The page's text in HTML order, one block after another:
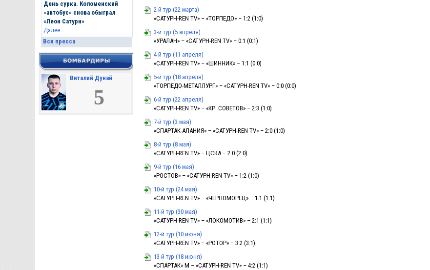
День сурка. Коломенский
«автобус» снова обыграл
«Леон Сатурн»
Далее
Вся пресса
Виталий Дунай
5
2-й тур (22 марта)
«САТУРН-REN TV» – «ТОРПЕДО» – 1:2 (1:0)
3-й тур (5 апреля)
«УРАЛАН» – «САТУРН-REN TV» – 0:1 (0:1)
4-й тур (11 апреля)
«САТУРН-REN TV» – «ШИННИК» – 1:1 (0:0)
5-й тур (18 апреля)
«ТОРПЕДО-МЕТАЛЛУРГ» – «САТУРН-REN TV» – 0:0 (0:0)
6-й тур (22 апреля)
«САТУРН-REN TV» – «КР. СОВЕТОВ» – 2:3 (1:0)
7-й тур (3 мая)
«СПАРТАК-АЛАНИЯ» – «САТУРН-REN TV» – 2:0 (1:0)
8-й тур (8 мая)
«САТУРН-REN TV» – ЦСКА – 2:0 (2:0)
9-й тур (16 мая)
«РОСТОВ» – «САТУРН-REN TV» – 1:2 (1:0)
10-й тур (24 мая)
«САТУРН-REN TV» – «ЧЕРНОМОРЕЦ» – 1:1 (1:1)
11-й тур (30 мая)
«САТУРН-REN TV» – «ЛОКОМОТИВ» – 2:1 (1:1)
12-й тур (10 июня)
«САТУРН-REN TV» – «РОТОР» – 3:2 (3:1)
13-й тур (18 июня)
«СПАРТАК» М – «САТУРН-REN TV» – 4:2 (1:1)